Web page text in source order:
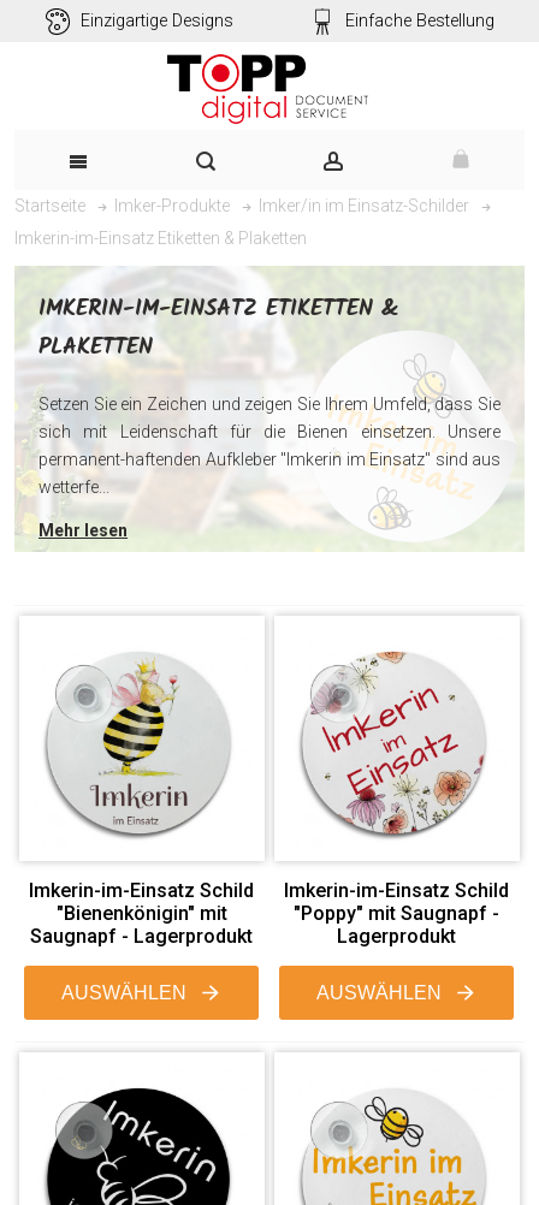
Einzigartige Designs Einfache Bestellung
Startseite Imker-Produkte
Imker/in im Einsatz-Schilder
Imkerin-im-Einsatz Etiketten & Plaketten
IMKERIN-IM-EINSATZ ETIKETTEN &
PLAKETTEN
Setzen Sie ein Zeichen und zeigen Sie Ihrem Umfeld, dass Sie
sich mit Leidenschaft für die Bienen einsetzen. Unsere
permanent-haftenden Aufkleber "Imkerin im Einsatz" sind aus
wetterfe...
Mehr lesen
Imkerin-im-Einsatz Schild
"Bienenkönigin" mit
Saugnapf - Lagerprodukt
AUSWÄHLEN
Imkerin-im-Einsatz Schild
"Poppy" mit Saugnapf -
Lagerprodukt
AUSWÄHLEN